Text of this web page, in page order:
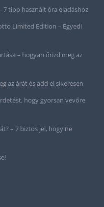
7 tipp használt óra eladáshoz
Limited Edition – Egyedi
– hogyan őrizd meg az
az árát és add el sikeresen
hogy gyorsan vevőre
– 7 biztos jel, hogy ne